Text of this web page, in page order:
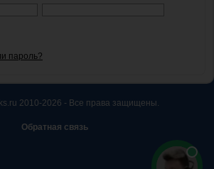
пароль?
2010-2026 - Все права защищены.
Обратная связь